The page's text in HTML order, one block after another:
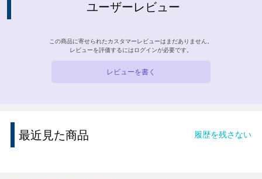
ユーザーレビュー
この商品に寄せられたカスタマーレビューはまだありません。
レビューを評価するには ログインが必要です。
レビューを書く
最近見た商品 履歴を残さない